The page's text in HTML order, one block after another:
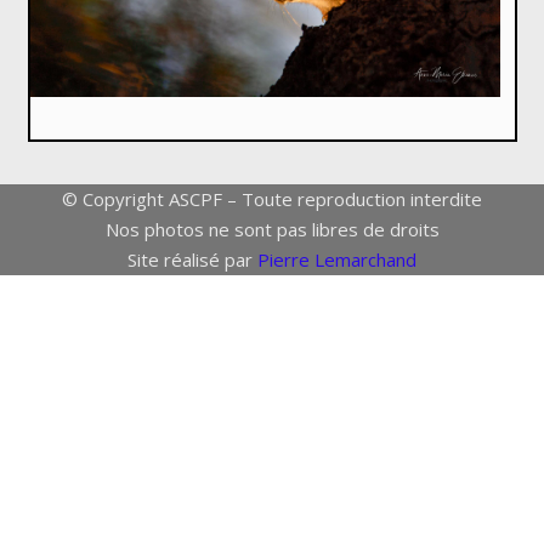
© Copyright ASCPF – Toute reproduction interdite
Nos photos ne sont pas libres de droits
Site réalisé par Pierre Lemarchand